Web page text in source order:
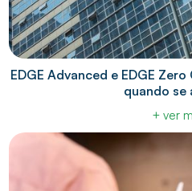
EDGE Advanced e EDGE
quando se
+ ver